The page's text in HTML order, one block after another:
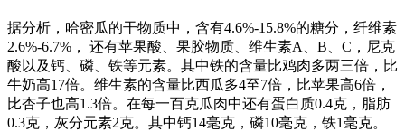
据分析，哈密瓜的干物质中，含有4.6%-15.8%的糖分，纤维素
2.6%-6.7%， 还有苹果酸、果胶物质、维生素A、B、C，尼克
酸以及钙、磷、铁等元素。其中铁的含量比鸡肉多两三倍，比
牛奶高17倍。维生素的含量比西瓜多4至7倍，比苹果高6倍，
比杏子也高1.3倍。在每一百克瓜肉中还有蛋白质0.4克，脂肪
0.3克，灰分元素2克。其中钙14毫克，磷10毫克，铁1毫克。